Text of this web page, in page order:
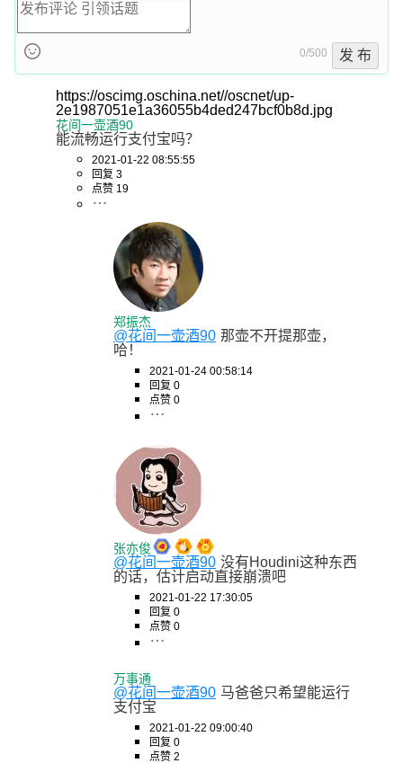
0/500 发 布
https://oscimg.oschina.net//oscnet/up-
2e1987051e1a36055b4ded247bcf0b8d.jpg
花间一壶酒90
能流畅运行支付宝吗？
2021-01-22 08:55:55
回复 3
点赞 19
郑振杰
@花间一壶酒90 那壶不开提那壶，
哈！
2021-01-24 00:58:14
回复 0
点赞 0
张亦俊
@花间一壶酒90 没有Houdini这种东西
的话，估计启动直接崩溃吧
2021-01-22 17:30:05
回复 0
点赞 0
万事通
@花间一壶酒90 马爸爸只希望能运行
支付宝
2021-01-22 09:00:40
回复 0
点赞 2